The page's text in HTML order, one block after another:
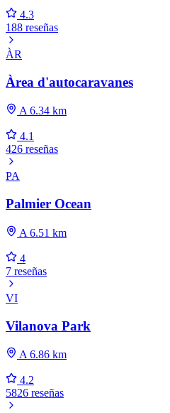
4.3
188 reseñas
ÀR
Àrea d'autocaravanes
A 6.34 km
4.1
426 reseñas
PA
Palmier Ocean
A 6.51 km
4
7 reseñas
VI
Vilanova Park
A 6.86 km
4.2
5826 reseñas